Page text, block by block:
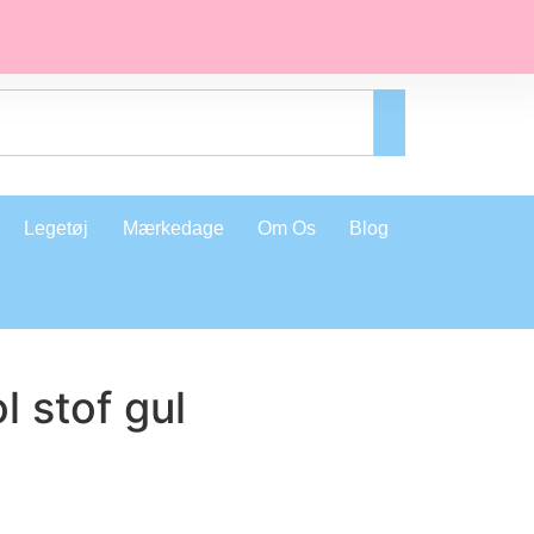
Legetøj Mærkedage Om Os Blog
stof gul